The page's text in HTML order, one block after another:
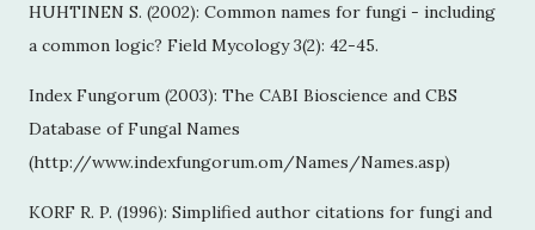
HUHTINEN S. (2002): Common names for fungi - including
a common logic? Field Mycology 3(2): 42-45.
Index Fungorum (2003): The CABI Bioscience and CBS
Database of Fungal Names
(http://www.indexfungorum.om/Names/Names.asp)
KORF R. P. (1996): Simplified author citations for fungi and